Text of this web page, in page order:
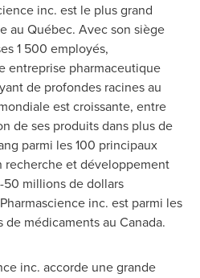
inc. est le plus grand
au Québec. Avec son siège
1 500 employés,
entreprise pharmaceutique
de profondes racines au
est croissante, entre
de ses produits dans plus de
parmi les 100 principaux
recherche et développement
50 millions de dollars
inc. est parmi les
médicaments au Canada.
inc. accorde une grande